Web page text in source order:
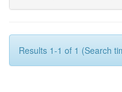
Results 1-1 of 1 (Search